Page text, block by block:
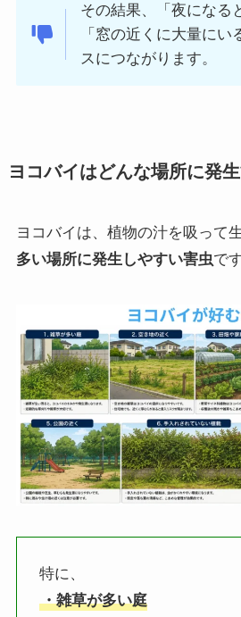
その結果、「夜になる
「窓の近くに大量にい
スにつながります。
ヨコバイはどんな場所に発
ヨコバイは、植物の汁を吸って
多い場所に発生しやすい害虫です
特に、
・雑草が多い庭